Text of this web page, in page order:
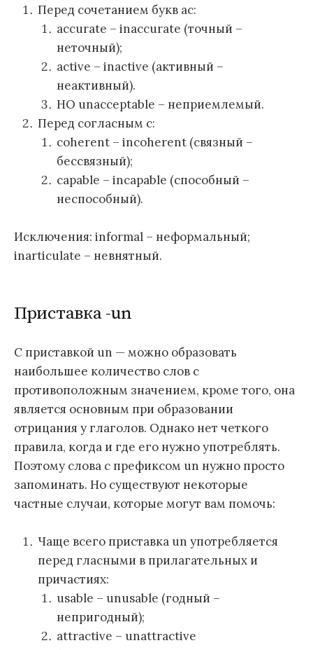
Перед сочетанием букв ас:
accurate – inaccurate (точный –
неточный);
active – inactive (активный –
неактивный).
HO unacceptable – неприемлемый.
Перед согласным с:
coherent – incoherent (связный –
бессвязный);
capable – incapable (способный –
неспособный).
Исключения: informal – неформальный;
inarticulate – невнятный.
Приставка -un
С приставкой un — можно образовать
наибольшее количество слов с
противоположным значением, кроме того, она
является основным при образовании
отрицания у глаголов. Однако нет четкого
правила, когда и где его нужно употреблять.
Поэтому слова с префиксом un нужно просто
запоминать. Но существуют некоторые
частные случаи, которые могут вам помочь:
Чаще всего приставка un употребляется
перед гласными в прилагательных и
причастиях:
usable – unusable (годный –
непригодный);
attractive – unattractive